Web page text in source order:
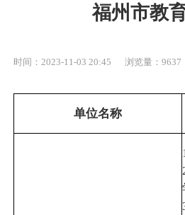
福州市教
时间：2023-11-03 20:45 浏览量：9637
单位名称